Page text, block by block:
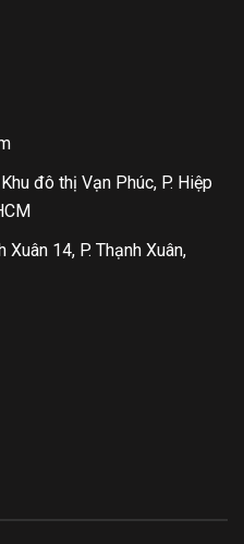
đô thị Vạn Phúc, P. Hiệp
14, P. Thạnh Xuân,